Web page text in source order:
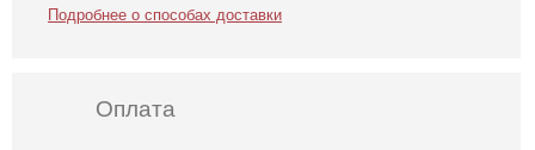
Подробнее о способах доставки
Оплата